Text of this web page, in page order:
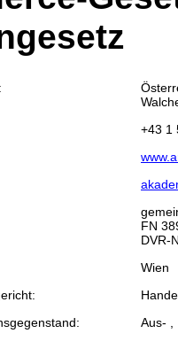
+43 1
FN
DVR-
Wien
Aus- ,